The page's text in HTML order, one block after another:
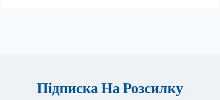
Підписка На Розсилку